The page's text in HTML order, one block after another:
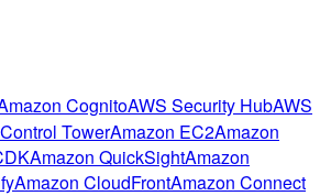
CognitoAWS Security HubAWS
TowerAmazon EC2Amazon
Amazon QuickSightAmazon
Amazon CloudFrontAmazon Connect